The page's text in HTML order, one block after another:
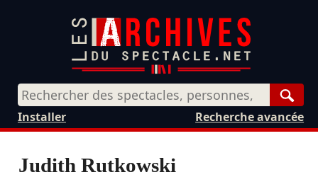
Recherche avancée
Installer
Judith Rutkowski